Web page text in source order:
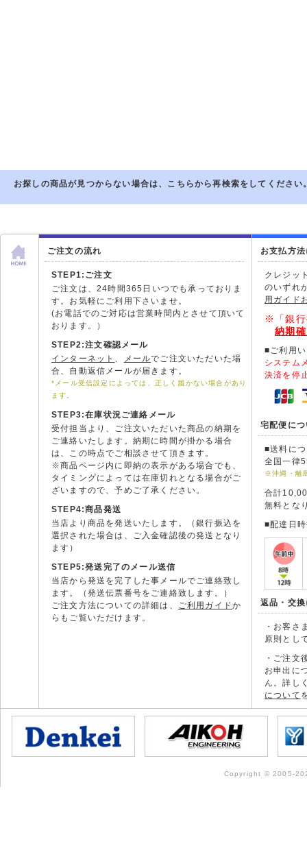
お探しの商品が見つからない場合は、こちらから再検索をしてください
ご注文の流れ
STEP1:ご注文
ご注文は、24時間365日いつでも承っておりま
す。お気軽にご利用下さいませ。
(お電話でのご対応は営業時間内とさせて頂いて
おります。）
STEP2:注文確認メール
インターネット 、 メールでご注文いただいた場
合、自動返信メールが届きます。
*メール受信設定によっては、正しく届かない場合があり
ます。
STEP3:在庫状況ご連絡メール
受付担当より、ご注文いただいた商品の納期を
ご連絡いたします。納期に時間が掛かる場合
は、この時点でご相談させて頂きます。
※商品ページ内に即納の表示がある場合でも、
タイミングによっては在庫切れとなる場合がご
ざいますので、予めご了承ください。
STEP4:商品発送
当店より商品を発送いたします。（銀行振込を
選択された場合は、ご入金確認後の発送となり
ます）
STEP5:発送完了のメール送信
当店から発送を完了した事メールでご連絡致し
ます。（発送伝票番号をご連絡致します。）
ご注文方法についての詳細は、 ご利用ガイドか
らもご覧いただけます。
お支払方
クレジッ
のいずれ
用ガイド
※「銀行
納期
■ご利用
システム
決済を停
宅配便に
■送料に
全国一律
※沖縄・離
合計
無料とな
■配達日
返品・交
・お客さ
原則とし
・ご注文
お申出に
ん。詳し
について
Copyright © 2005-